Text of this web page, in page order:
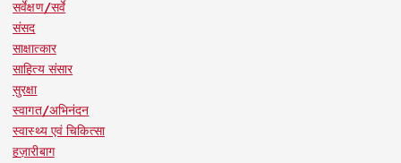
सर्वेक्षण/सर्वे
संसद
साक्षात्कार
साहित्य संसार
सुरक्षा
स्वागत/अभिनंदन
स्वास्थ्य एवं चिकित्सा
हज़ारीबाग